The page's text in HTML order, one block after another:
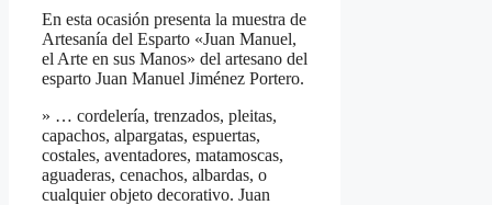
En esta ocasión presenta la muestra de
Artesanía del Esparto «Juan Manuel,
el Arte en sus Manos» del artesano del
esparto Juan Manuel Jiménez Portero.
» … cordelería, trenzados, pleitas,
capachos, alpargatas, espuertas,
costales, aventadores, matamoscas,
aguaderas, cenachos, albardas, o
cualquier objeto decorativo. Juan